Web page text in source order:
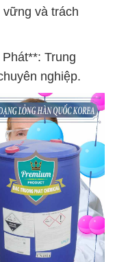
và trách
Trung
nghiệp.